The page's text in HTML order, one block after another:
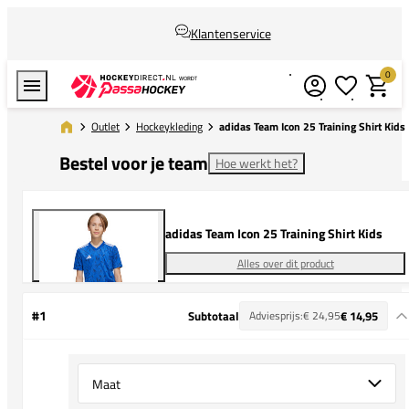
Klantenservice
0
Outlet Hockeykleding adidas Team Icon 25 Training Shirt Kids
Bestel voor je team Hoe werkt het?
adidas Team Icon 25 Training Shirt Kids
Alles over dit product
#1 Subtotaal Adviesprijs:€ 24,95€ 14,95